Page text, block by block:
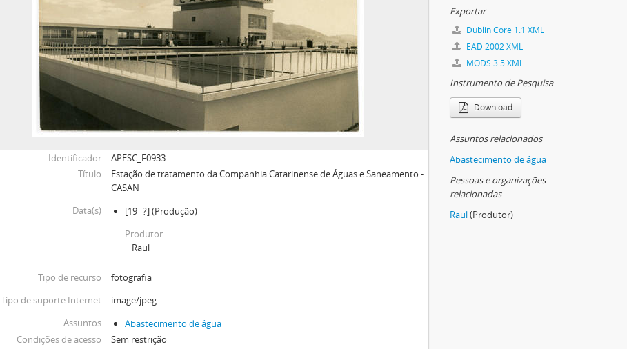
Identificador
APESC_F0933
Título
Estação de tratamento da Companhia Catarinense de Águas e Saneamento -
CASAN
Data(s)
[19--?](Produção)
Produtor
Raul
Tipo de recurso
fotografia
Tipo de suporte Internet
image/jpeg
Assuntos
Abastecimento de água
Condições de acesso
Sem restrição
Exportar
Dublin Core 1.1 XML
EAD 2002 XML
MODS 3.5 XML
Instrumento de Pesquisa
Download
Assuntos relacionados
Abastecimento de água
Pessoas e organizações
relacionadas
Raul(Produtor)